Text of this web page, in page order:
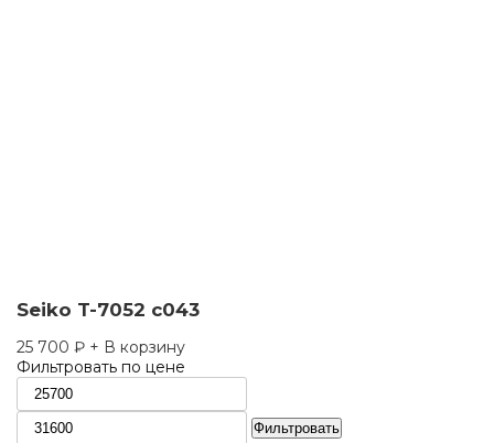
Seiko T-7052 c043
25 700 ₽ + В корзину
Фильтровать по цене
Минимальная
цена
Максимальная
цена
Фильтровать